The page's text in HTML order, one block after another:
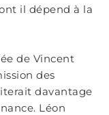
il dépend à la
de Vincent
des
davantage
Léon